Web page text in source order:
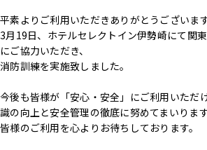
平素よりご利用いただきありがとうございます
3月19日、ホテルセレクトイン伊勢崎にて関
にご協力いただき、
消防訓練を実施致しました。
今後も皆様が「安心・安全」にご利用いただ
識の向上と安全管理の徹底に努めてまいります
皆様のご利用を心よりお待ちしております。